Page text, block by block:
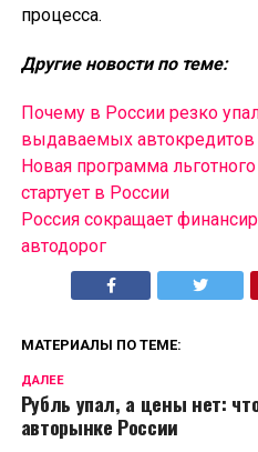
процесса.
Другие новости по теме:
Почему в России резко
выдаваемых автокредитов
Новая программа
стартует в России
Россия сокращает
автодорог
МАТЕРИАЛЫ ПО ТЕМЕ:
ДАЛЕЕ
Рубль упал, а цены нет:
авторынке России